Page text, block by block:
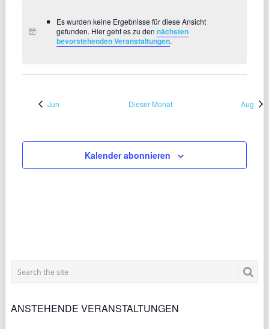
Es wurden keine Ergebnisse für diese Ansicht
gefunden. Hier geht es zu den nächsten
bevorstehenden Veranstaltungen.
Jun Dieser Monat Aug
Kalender abonnieren
ANSTEHENDE VERANSTALTUNGEN